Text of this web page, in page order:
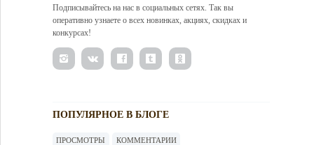
Подписывайтесь на нас в социальных сетях. Так вы
оперативно узнаете о всех новинках, акциях, скидках и
конкурсах!
ПОПУЛЯРНОЕ В БЛОГЕ
ПРОСМОТРЫ КОММЕНТАРИИ